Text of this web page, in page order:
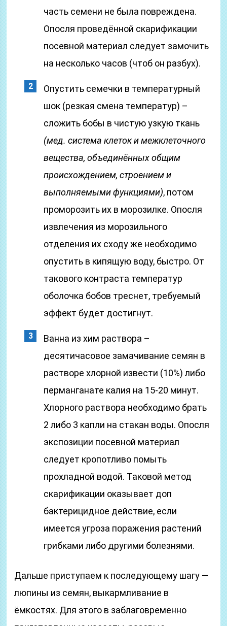
часть семени не была повреждена.
Опосля проведённой скарификации
посевной материал следует замочить
на несколько часов (чтоб он разбух).
Опустить семечки в температурный
шок (резкая смена температур) –
сложить бобы в чистую узкую ткань
(мед. система клеток и межклеточного
вещества, объединённых общим
происхождением, строением и
выполняемыми функциями), потом
проморозить их в морозилке. Опосля
извлечения из морозильного
отделения их сходу же необходимо
опустить в кипящую воду, быстро. От
такового контраста температур
оболочка бобов треснет, требуемый
эффект будет достигнут.
Ванна из хим раствора –
десятичасовое замачивание семян в
растворе хлорной извести (10%) либо
перманганате калия на 15-20 минут.
Хлорного раствора необходимо брать
2 либо 3 капли на стакан воды. Опосля
экспозиции посевной материал
следует кропотливо помыть
прохладной водой. Таковой метод
скарификации оказывает доп
бактерицидное действие, если
имеется угроза поражения растений
грибками либо другими болезнями.
Дальше приступаем к последующему шагу —
люпины из семян, выкармливание в
ёмкостях. Для этого в заблаговременно